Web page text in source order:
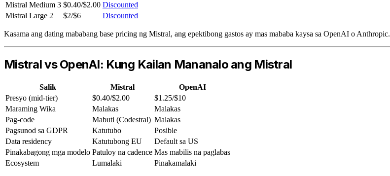
Mistral Medium 3 $0.40/$2.00 Discounted
Mistral Large 2
$2/$6 Discounted
Kasama ang dating mababang base pricing ng Mistral, ang epektibong gastos ay mas mababa kaysa sa OpenAI o Anthropic.
Mistral vs OpenAI: Kung Kailan Mananalo ang Mistral
Salik Mistral
OpenAI
Presyo (mid-tier)
$0.40/$2.00
$1.25/$10
Maraming Wika
Malakas
Malakas
Pag-code
Mabuti (Codestral) Malakas
Pagsunod sa GDPR
Katutubo
Posible
Data residency
Katutubong EU
Default sa US
Pinakabagong mga modelo Patuloy na cadence Mas mabilis na paglabas
Ecosystem
Lumalaki Pinakamalaki